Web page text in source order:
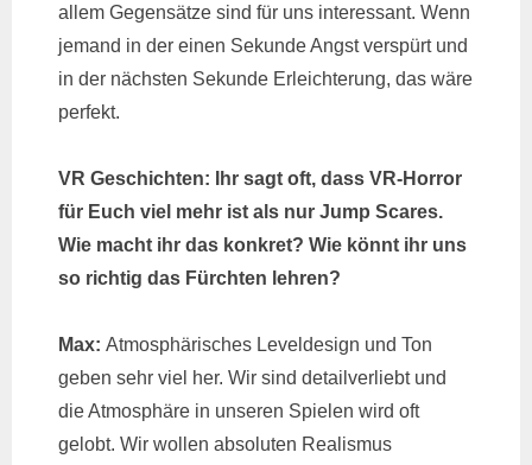
allem Gegensätze sind für uns interessant. Wenn
jemand in der einen Sekunde Angst verspürt und
in der nächsten Sekunde Erleichterung, das wäre
perfekt.
VR Geschichten: Ihr sagt oft, dass VR-Horror
für Euch viel mehr ist als nur Jump Scares.
Wie macht ihr das konkret? Wie könnt ihr uns
so richtig das Fürchten lehren?
Max: Atmosphärisches Leveldesign und Ton
geben sehr viel her. Wir sind detailverliebt und
die Atmosphäre in unseren Spielen wird oft
gelobt. Wir wollen absoluten Realismus